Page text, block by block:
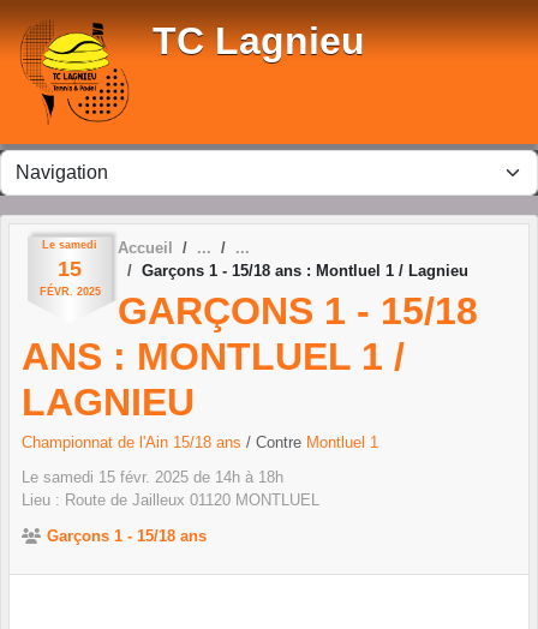
TC Lagnieu
Le samedi
15
FÉVR. 2025
Accueil
Garçons 1 - 15/18 ans : Montluel 1 / Lagnieu
GARÇONS 1 - 15/18
ANS : MONTLUEL 1 /
LAGNIEU
Championnat de l'Ain 15/18 ans / Contre Montluel 1
Le samedi 15 févr. 2025 de 14h à 18h
Lieu : Route de Jailleux 01120 MONTLUEL
Garçons 1 - 15/18 ans